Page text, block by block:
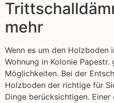
mehr
Wenn es um den Holzboden
Wohnung in Kolonie Papestr.
Möglichkeiten. Bei der
Holzboden der richtige für
Dinge berücksichtigen.